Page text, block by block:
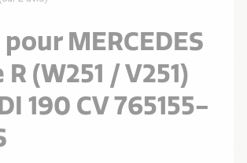
MERCEDES
R (W251 / V251)
190 CV 765155-